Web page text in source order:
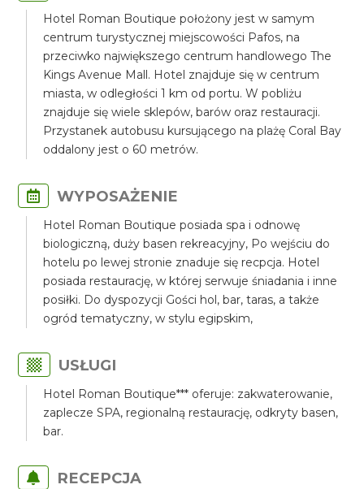
Hotel Roman Boutique położony jest w samym
centrum turystycznej miejscowości Pafos, na
przeciwko największego centrum handlowego The
Kings Avenue Mall. Hotel znajduje się w centrum
miasta, w odległości 1 km od portu. W pobliżu
znajduje się wiele sklepów, barów oraz restauracji.
Przystanek autobusu kursującego na plażę Coral Bay
oddalony jest o 60 metrów.
WYPOSAŻENIE
Hotel Roman Boutique posiada spa i odnowę
biologiczną, duży basen rekreacyjny, Po wejściu do
hotelu po lewej stronie znaduje się recpcja. Hotel
posiada restaurację, w której serwuje śniadania i inne
posiłki. Do dyspozycji Gości hol, bar, taras, a także
ogród tematyczny, w stylu egipskim,
USŁUGI
Hotel Roman Boutique*** oferuje: zakwaterowanie,
zaplecze SPA, regionalną restaurację, odkryty basen,
bar.
RECEPCJA